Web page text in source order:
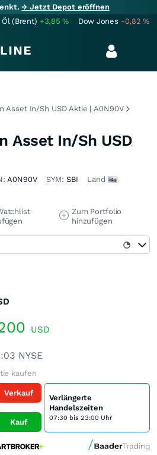
→ Jetzt Depot eröffnen
Öl (Brent) +3,85% Dow Jones -0,82%
Asset In/Sh USD Aktie | A0N90V
Asset In/Sh USD
A0N90V SYM: SBI Land
Zum Portfolio
hinzufügen
USD
NYSE
kaufen
Verkauf
Kauf
Verlängerte
Handelszeiten
07:30 bis 23:00 Uhr